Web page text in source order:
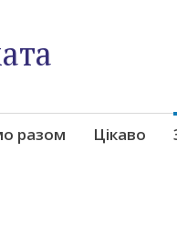
разом Цікаво